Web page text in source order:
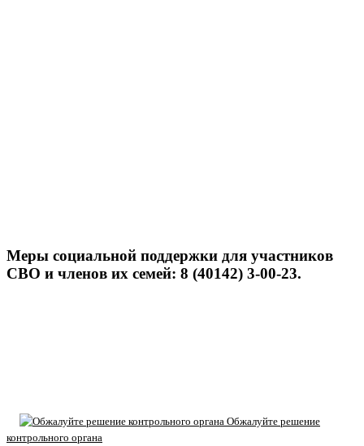
Меры социальной поддержки для участников
СВО и членов их семей: 8 (40142) 3-00-23.
Обжалуйте решение
контрольного органа